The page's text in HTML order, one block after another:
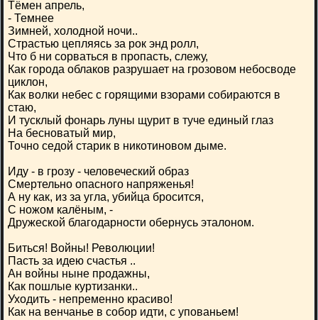
Тёмен апрель,
- Темнее
Зимней, холодной ночи..
Страстью цепляясь за рок энд ролл,
Что б ни сорваться в пропасть, слежу,
Как города облаков разрушает на грозовом небосводе
циклон,
Как волки небес с горящими взорами собираются в
стаю,
И тусклый фонарь луны щурит в туче единый глаз
На бесноватый мир,
Точно седой старик в никотиновом дыме.
Иду - в грозу - человеческий образ
Смертельно опасного напряженья!
А ну как, из за угла, убийца бросится,
С ножом калёным, -
Дружеской благодарности обернусь эталоном.
Биться! Войны! Революции!
Пасть за идею счастья ..
Ан войны ныне продажны,
Как пошлые куртизанки..
Уходить - непременно красиво!
Как на венчанье в собор идти, с упованьем!